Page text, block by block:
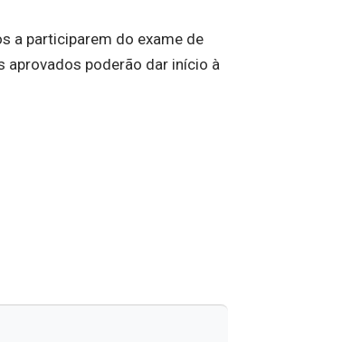
a participarem do exame de
aprovados poderão dar início à